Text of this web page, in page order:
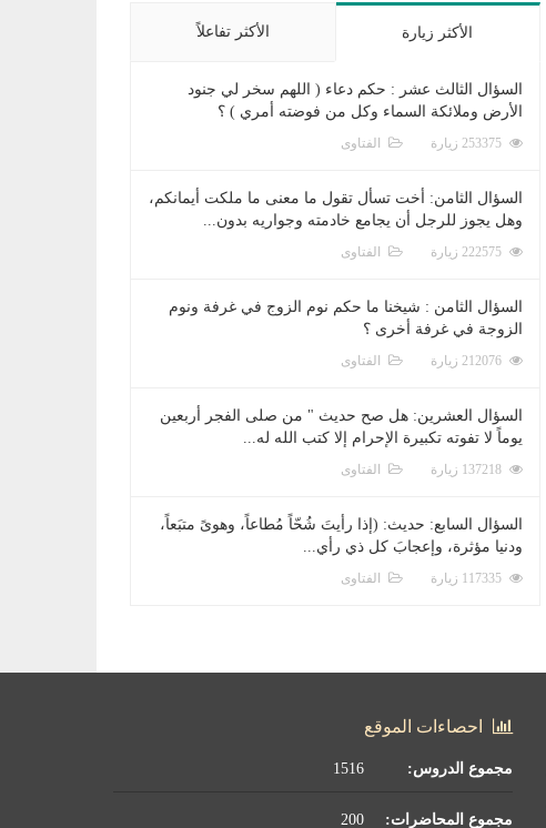
الأكثر زيارة الأكثر تفاعلاً
السؤال الثالث عشر : حكم دعاء ( اللهم سخر لي جنود
الأرض وملائكة السماء وكل من فوضته أمري ) ؟
الفتاوى
السؤال الثامن: أخت تسأل تقول ما معنى ما ملكت أيمانكم،
وهل يجوز للرجل أن يجامع خادمته وجواريه بدون...
الفتاوى
السؤال الثامن : شيخنا ما حكم نوم الزوج في غرفة ونوم
الزوجة في غرفة أخرى ؟
الفتاوى
السؤال العشرين: هل صح حديث " من صلى الفجر أربعين
يوماً لا تفوته تكبيرة الإحرام إلا كتب الله له...
الفتاوى
السؤال السابع: حديث: (إذا رأيتَ شُحّاً مُطاعاً، وهوىً متبَعاً،
ودنيا مؤثرة، وإعجابَ كل ذي رأي...
الفتاوى
احصاءات الموقع
مجموع الدروس:
مجموع المحاضرات: